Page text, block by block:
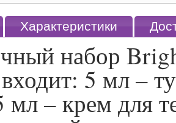
Характеристики
набор
5 мл –
мл – крем для